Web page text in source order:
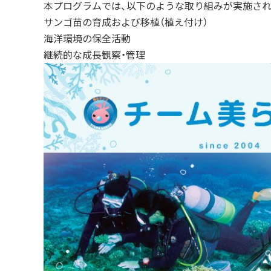
本プログラムでは、以下のような取り組みが実施さ
サンゴ苗の育成および移植（植え付け）
海洋環境の保全活動
継続的な成長観察・管理